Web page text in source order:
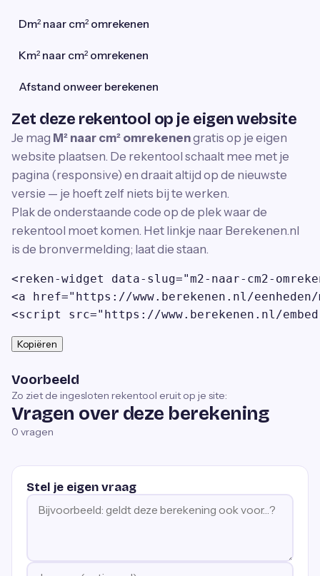
Dm² naar cm² omrekenen
Km² naar cm² omrekenen
Afstand onweer berekenen
Zet deze rekentool op je eigen website
Je mag M² naar cm² omrekenengratis op je eigen
website plaatsen. De rekentool schaalt mee met je
pagina (responsive) en draait altijd op de nieuwste
versie — je hoeft zelf niets bij te werken.
Plak de onderstaande code op de plek waar de
rekentool moet komen. Het linkje naar Berekenen.nl
is de bronvermelding; laat die staan.
<reken-widget data-slug="m2-naar-cm2-
<a href="https://www.berekenen.nl/eenheden/
<script src="https://www.berekenen.nl/
Kopiëren
Voorbeeld
Zo ziet de ingesloten rekentool eruit op je site:
Vragen over deze berekening
0 vragen
Stel je eigen vraag